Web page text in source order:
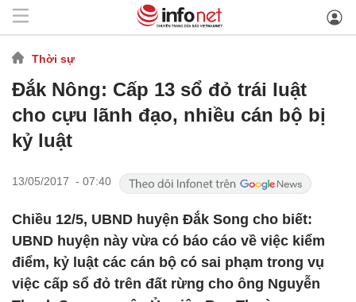
Thời sự
Đắk Nông: Cấp 13 sổ đỏ trái luật
cho cựu lãnh đạo, nhiều cán bộ bị
kỷ luật
13/05/2017 - 07:40
Chiều 12/5, UBND huyện Đắk Song cho biết:
UBND huyện này vừa có báo cáo về việc kiểm
điểm, kỷ luật các cán bộ có sai phạm trong vụ
việc cấp sổ đỏ trên đất rừng cho ông Nguyễn